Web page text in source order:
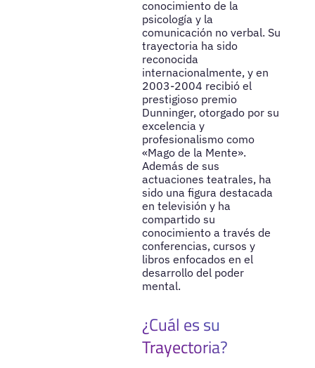
conocimiento de la
psicología y la
comunicación no verbal. Su
trayectoria ha sido
reconocida
internacionalmente, y en
2003-2004 recibió el
prestigioso premio
Dunninger, otorgado por su
excelencia y
profesionalismo como
«Mago de la Mente».
Además de sus
actuaciones teatrales, ha
sido una figura destacada
en televisión y ha
compartido su
conocimiento a través de
conferencias, cursos y
libros enfocados en el
desarrollo del poder
mental.
¿Cuál es su
Trayectoria?